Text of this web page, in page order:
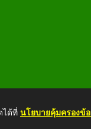
ได้ที่ นโยบายคุ้มครองข้